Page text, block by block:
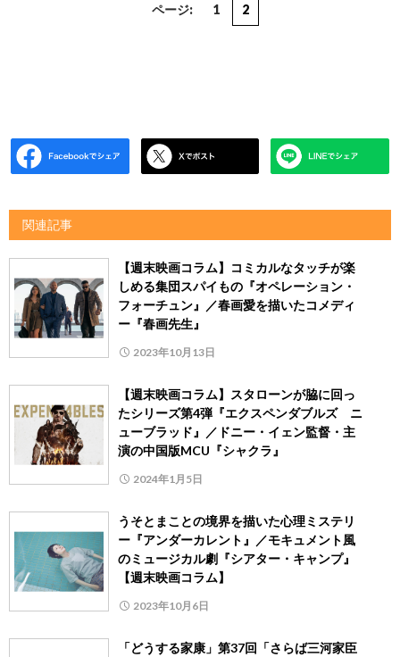
ページ: 1 2
関連記事
【週末映画コラム】コミカルなタッチが楽
しめる集団スパイもの『オペレーション・
フォーチュン』／春画愛を描いたコメディ
ー『春画先生』
2023年10月13日
【週末映画コラム】スタローンが脇に回っ
たシリーズ第4弾『エクスペンダブルズ ニ
ューブラッド』／ドニー・イェン監督・主
演の中国版MCU『シャクラ』
2024年1月5日
うそとまことの境界を描いた心理ミステリ
ー『アンダーカレント』／モキュメント風
のミュージカル劇『シアター・キャンプ』
【週末映画コラム】
2023年10月6日
「どうする家康」第37回「さらば三河家臣